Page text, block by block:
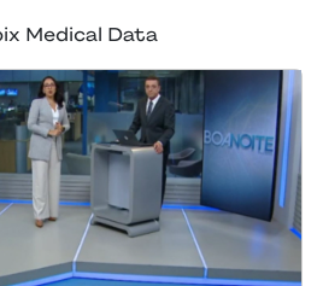
Medical Data